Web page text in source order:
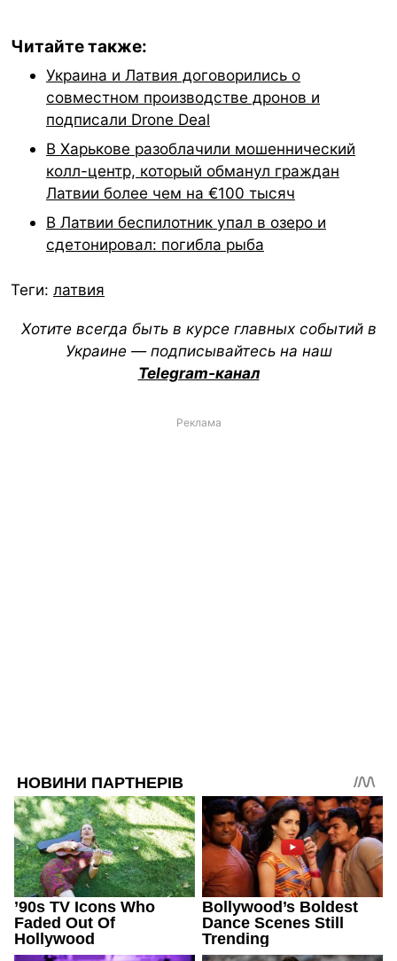
Читайте также:
Украина и Латвия договорились о
совместном производстве дронов и
подписали Drone Deal
В Харькове разоблачили мошеннический
колл-центр, который обманул граждан
Латвии более чем на €100 тысяч
В Латвии беспилотник упал в озеро и
сдетонировал: погибла рыба
Теги: латвия
Хотите всегда быть в курсе главных событий в
Украине — подписывайтесь на наш
Telegram-канал
Реклама